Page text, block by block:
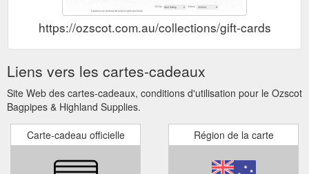
https://ozscot.com.au/collections/gift-cards
Liens vers les cartes-cadeaux
Site Web des cartes-cadeaux, conditions d'utilisation pour le Ozscot
Bagpipes & Highland Supplies.
Carte-cadeau officielle Région de la carte